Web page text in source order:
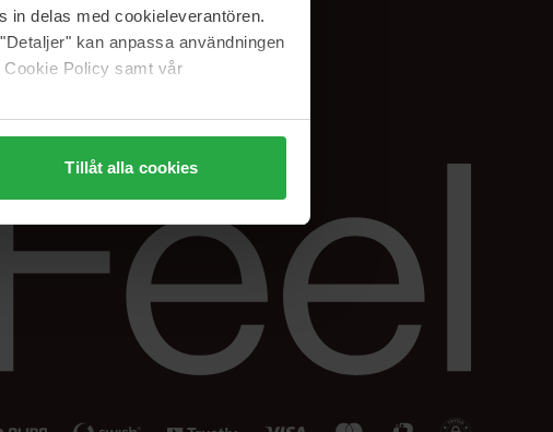
in delas med cookieleverantören.
kan anpassa användningen
Policy samt vår
Tillåt alla cookies
Linkedin